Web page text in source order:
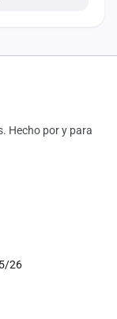
Hecho por y para
26